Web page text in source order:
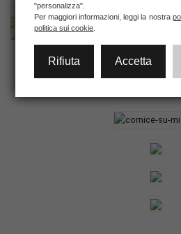
CONFIGURA
"personalizza".
Per maggiori informazioni, leggi la nostra
politica sui cookie
Rifiuta Accetta